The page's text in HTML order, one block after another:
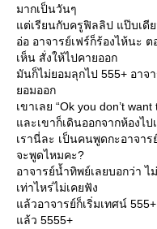
มากเป็นวันๆ
ต่เรียนกับครูฟิลลิป แป๊บเดีย
อ่อ อาจารย์เฟร์ก็ร้องไห้นะ
เห็น สั่งให้ไปคายออก
มันก็ไม่ยอมลุกไป 555+ อาจ
อมออก
เขาเลย “Ok you don’t
ละเขาก็เดินออกจากห้องไป
เรานี่ละ เป็นคนพูดกะอาจา
จะพูดไหมคะ?
อาจารย์น้ำทิพย์เลยบอกว่า
เท่าไหร่ไม่เคยฟัง
ล้วอาจารย์ก็เริ่มเทศน์
ล้ว 5555+